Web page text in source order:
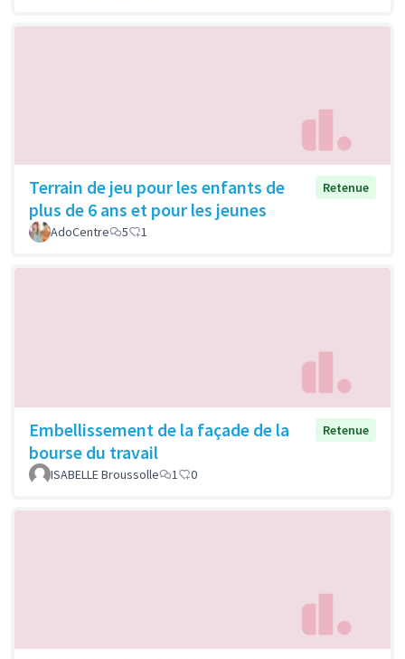
Terrain de jeu pour les enfants de
plus de 6 ans et pour les jeunes
Retenue
AdoCentre 5 1
Embellissement de la façade de la
bourse du travail
Retenue
ISABELLE Broussolle 1 0